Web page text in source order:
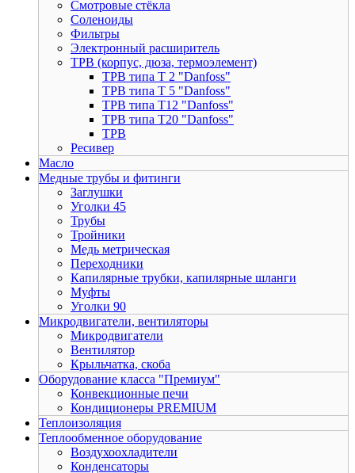
Смотровые стёкла
Соленоиды
Фильтры
Электронный расширитель
ТРВ (корпус, дюза, термоэлемент)
ТРВ типа Т 2 "Danfoss"
ТРВ типа Т 5 "Danfoss"
ТРВ типа Т12 "Danfoss"
ТРВ типа Т20 "Danfoss"
ТРВ
Ресивер
Масло
Медные трубы и фитинги
Заглушки
Уголки 45
Трубы
Тройники
Медь метрическая
Переходники
Капилярные трубки, капилярные шланги
Муфты
Уголки 90
Микродвигатели, вентиляторы
Микродвигатели
Вентилятор
Крыльчатка, скоба
Оборудование класса "Премиум"
Конвекционные печи
Кондиционеры PREMIUM
Теплоизоляция
Теплообменное оборудование
Воздухоохладители
Конденсаторы